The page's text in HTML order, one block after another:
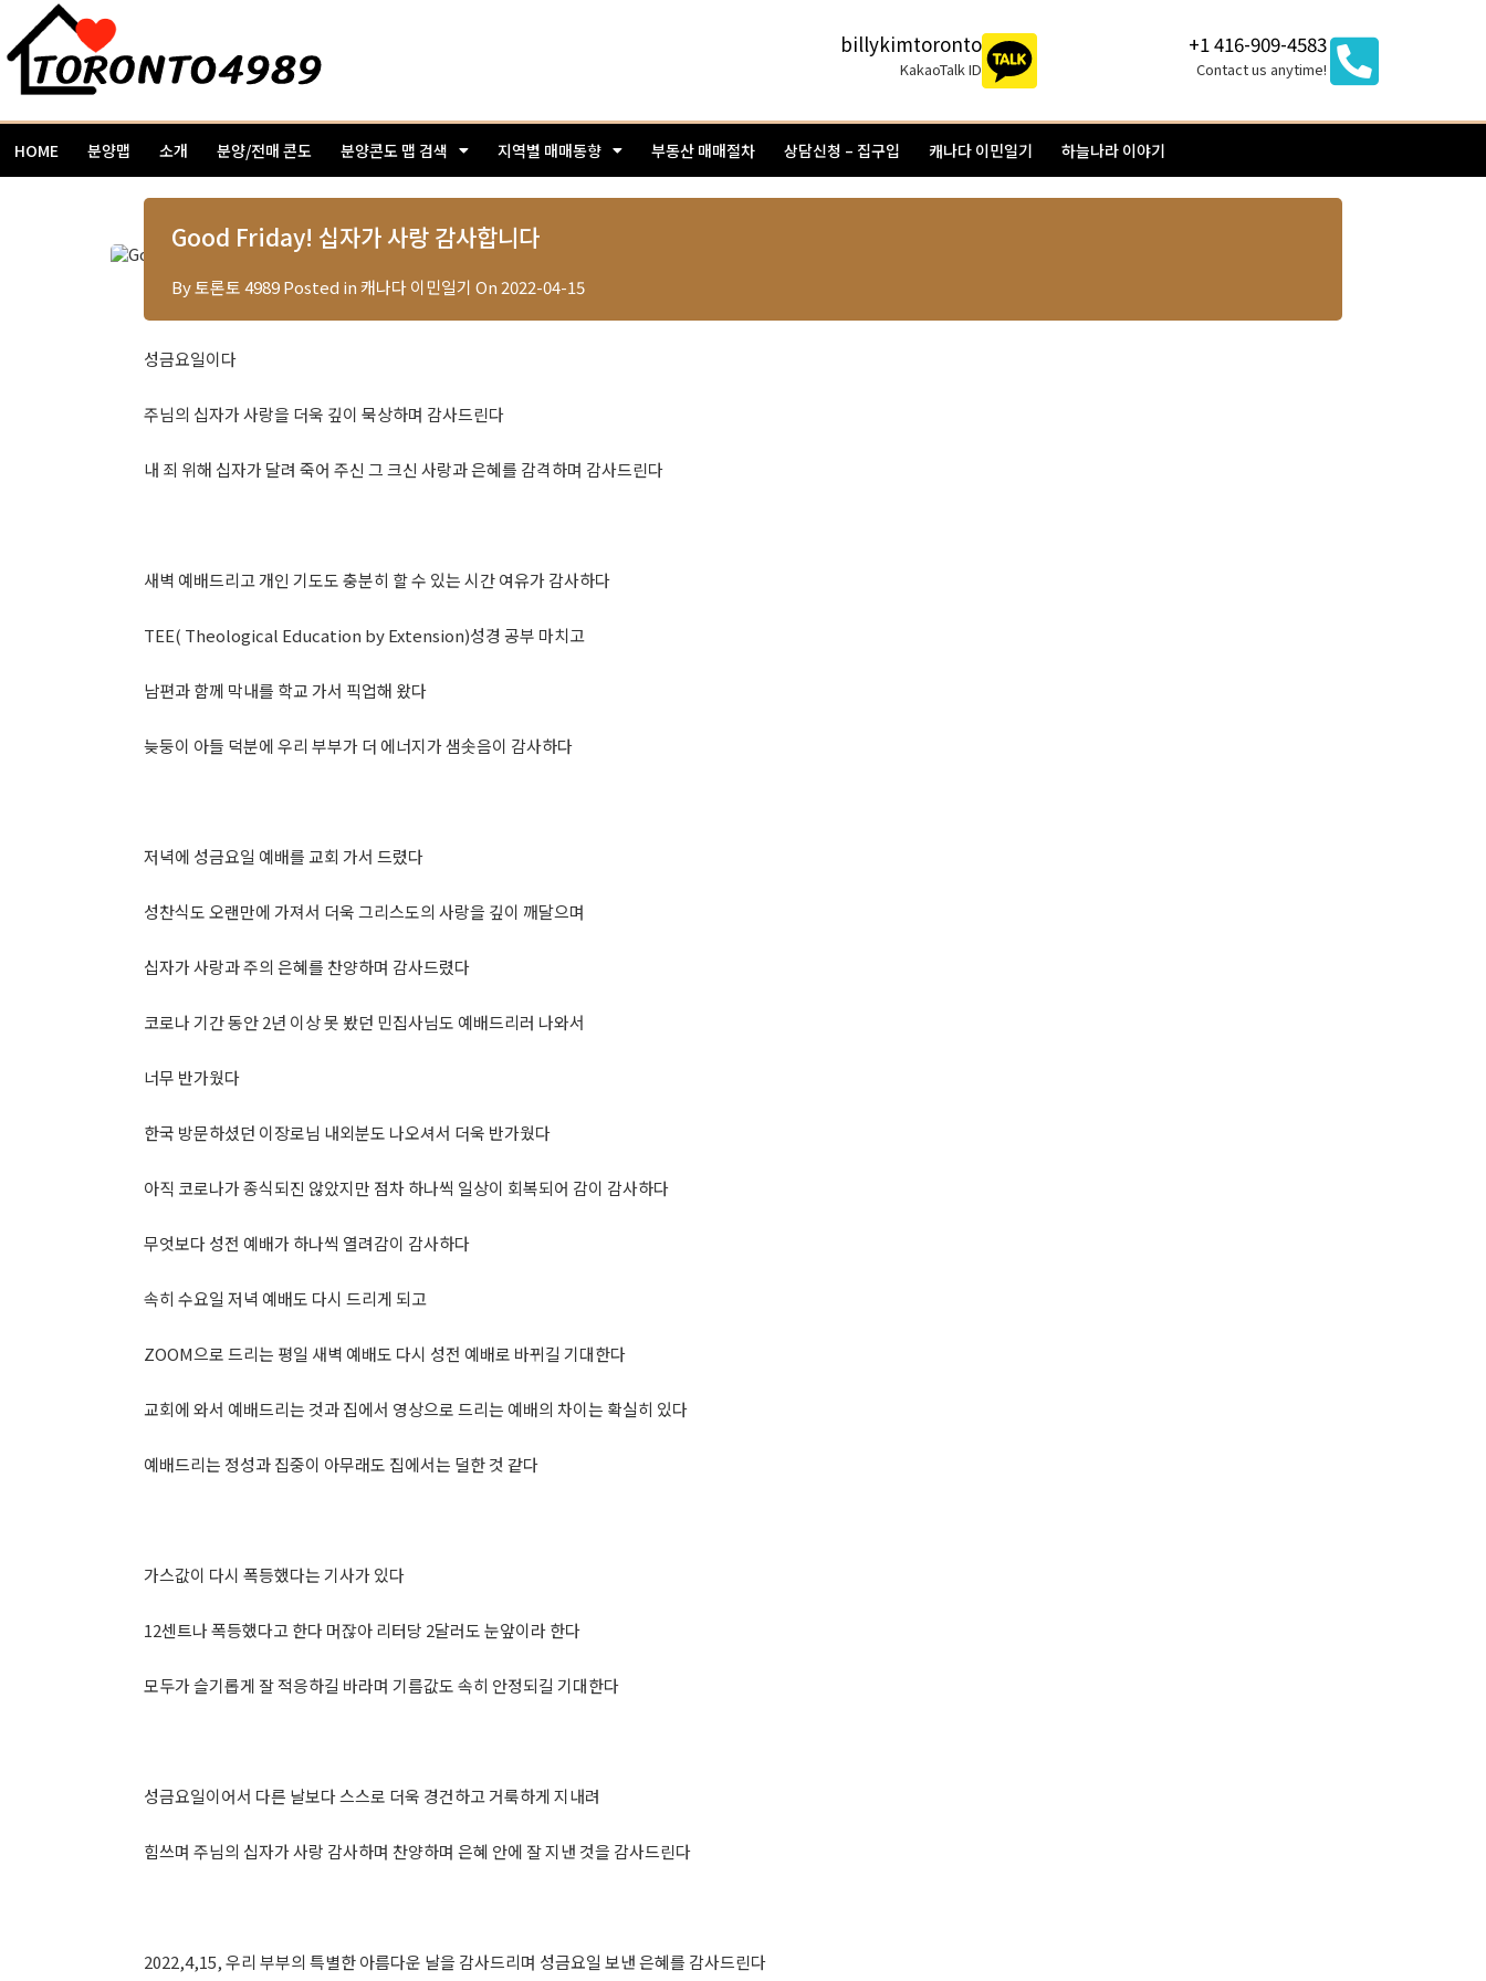
billykimtoronto
KakaoTalk ID
+1 416-909-4583
Contact us anytime!
HOME 분양맵 소개 분양/전매 콘도 분양콘도 맵 검색 지역별 매매동향 부동산 매매절차 상담신청 – 집구입 캐나다 이민일기 하늘나라 이야기
Good Friday! 십자가 사랑 감사합니다
By토론토 4989Posted in캐나다 이민일기 On2022-04-15
성금요일이다
주님의 십자가 사랑을 더욱 깊이 묵상하며 감사드린다
내 죄 위해 십자가 달려 죽어 주신 그 크신 사랑과 은혜를 감격하며 감사드린다
새벽 예배드리고 개인 기도도 충분히 할 수 있는 시간 여유가 감사하다
TEE( Theological Education by Extension)성경 공부 마치고
남편과 함께 막내를 학교 가서 픽업해 왔다
늦둥이 아들 덕분에 우리 부부가 더 에너지가 샘솟음이 감사하다
저녁에 성금요일 예배를 교회 가서 드렸다
성찬식도 오랜만에 가져서 더욱 그리스도의 사랑을 깊이 깨달으며
십자가 사랑과 주의 은혜를 찬양하며 감사드렸다
코로나 기간 동안 2년 이상 못 봤던 민집사님도 예배드리러 나와서
너무 반가웠다
한국 방문하셨던 이장로님 내외분도 나오셔서 더욱 반가웠다
아직 코로나가 종식되진 않았지만 점차 하나씩 일상이 회복되어 감이 감사하다
무엇보다 성전 예배가 하나씩 열려감이 감사하다
속히 수요일 저녁 예배도 다시 드리게 되고
ZOOM으로 드리는 평일 새벽 예배도 다시 성전 예배로 바뀌길 기대한다
교회에 와서 예배드리는 것과 집에서 영상으로 드리는 예배의 차이는 확실히 있다
예배드리는 정성과 집중이 아무래도 집에서는 덜한 것 같다
가스값이 다시 폭등했다는 기사가 있다
12센트나 폭등했다고 한다 머잖아 리터당 2달러도 눈앞이라 한다
모두가 슬기롭게 잘 적응하길 바라며 기름값도 속히 안정되길 기대한다
성금요일이어서 다른 날보다 스스로 더욱 경건하고 거룩하게 지내려
힘쓰며 주님의 십자가 사랑 감사하며 찬양하며 은혜 안에 잘 지낸 것을 감사드린다
2022,4,15, 우리 부부의 특별한 아름다운 날을 감사드리며 성금요일 보낸 은혜를 감사드린다